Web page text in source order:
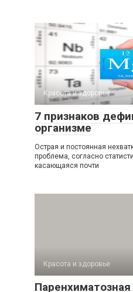
Красота и здоровье
7 признаков
организме
Острая и постоянная
проблема, согласно
касающаяся почти
Красота и здоровье